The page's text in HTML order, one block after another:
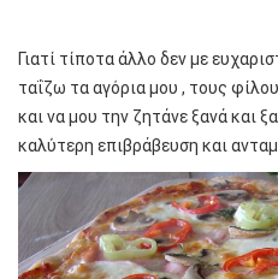
Γιατί τίποτα άλλο δεν με
ταΐζω τα αγόρια μου , τους
και να μου την ζητάνε ξανά και
καλύτερη επιβράβευση και